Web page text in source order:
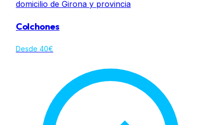
Colchones
Desde 40€